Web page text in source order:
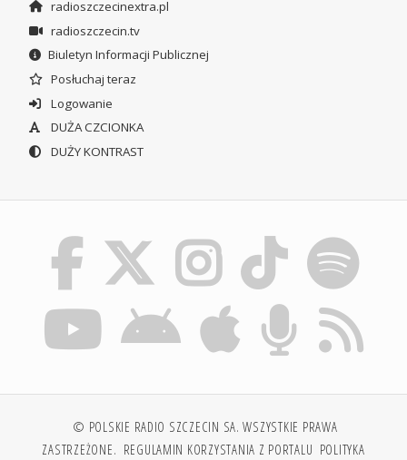
radioszczecinextra.pl
radioszczecin.tv
Biuletyn Informacji Publicznej
Posłuchaj teraz
Logowanie
DUŻA CZCIONKA
DUŻY KONTRAST
© POLSKIE RADIO SZCZECIN SA. WSZYSTKIE PRAWA
ZASTRZEŻONE. REGULAMIN KORZYSTANIA Z PORTALU POLITYKA